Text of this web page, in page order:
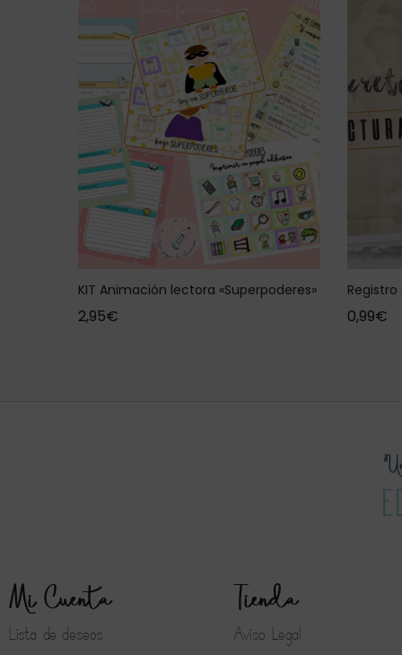
KIT Animación lectora «Superpoderes»
2,95€ 0,99€
Mi Cuenta
Lista de deseos
Tienda
Aviso Legal